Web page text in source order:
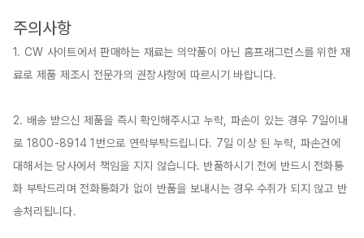
주의사항
1. CW 사이트에서 판매하는 재료는 의약품이 아닌 홈프래그런스를 위한 재
료로 제품 제조시 전문가의 권장사항에 따르시기 바랍니다.
2. 배송 받으신 제품을 즉시 확인해주시고 누락, 파손이 있는 경우 7일이내
로 1800-8914 1번으로 연락부탁드립니다. 7일 이상 된 누락, 파손건에
대해서는 당사에서 책임을 지지 않습니다. 반품하시기 전에 반드시 전화통
화 부탁드리며 전화통화가 없이 반품을 보내시는 경우 수취가 되지 않고 반
송처리됩니다.